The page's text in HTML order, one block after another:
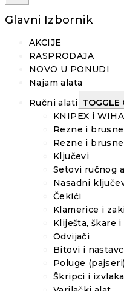
Glavni Izbornik
AKCIJE
RASPRODAJA
NOVO U PONUDI
Najam alata
Ručni alati TOGGLE
KNIPEX i WIHA
Rezne i
Rezne i
Ključevi
Setovi ručnog
Nasadni
Čekići
Klamerice i
Kliješta, škare
Odvijači
Bitovi i
Poluge (pajseri)
Škripci i